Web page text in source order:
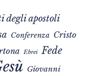
degli apostoli
Conferenza Cristo
Ebrei Fede
Giovanni